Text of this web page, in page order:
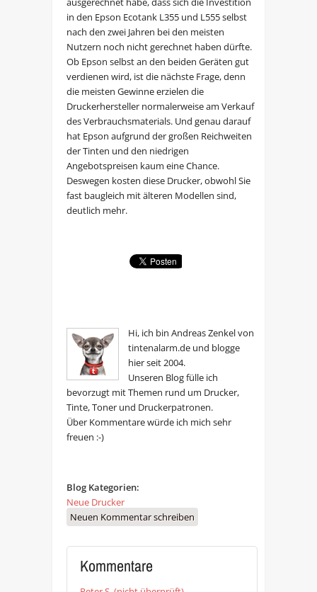
in den Epson Ecotank L355 und L555 selbst
nach den zwei Jahren bei den meisten
Nutzern noch nicht gerechnet haben dürfte.
Ob Epson selbst an den beiden Geräten gut
verdienen wird, ist die nächste Frage, denn
die meisten Gewinne erzielen die
Druckerhersteller normalerweise am Verkauf
des Verbrauchsmaterials. Und genau darauf
hat Epson aufgrund der großen Reichweiten
der Tinten und den niedrigen
Angebotspreisen kaum eine Chance.
Deswegen kosten diese Drucker, obwohl Sie
fast baugleich mit älteren Modellen sind,
deutlich mehr.
Hi, ich bin Andreas Zenkel von
tintenalarm.de und blogge
hier seit 2004.
Unseren Blog fülle ich
bevorzugt mit Themen rund um Drucker,
Tinte, Toner und Druckerpatronen.
Über Kommentare würde ich mich sehr
freuen :-)
Blog Kategorien:
Neue Drucker
Neuen Kommentar schreiben
Kommentare